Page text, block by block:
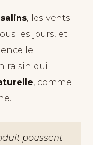
, les vents
les jours, et
le
raisin qui
, comme
poussent